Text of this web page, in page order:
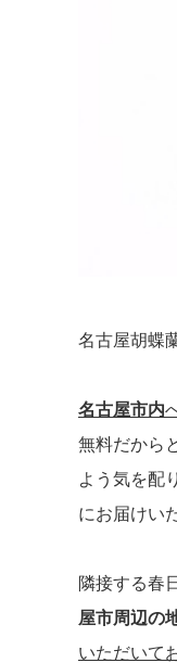
名古屋胡蝶
名古屋市内
無料だから
よう気を配
にお届けい
隣接する春
屋市周辺の
いただいて